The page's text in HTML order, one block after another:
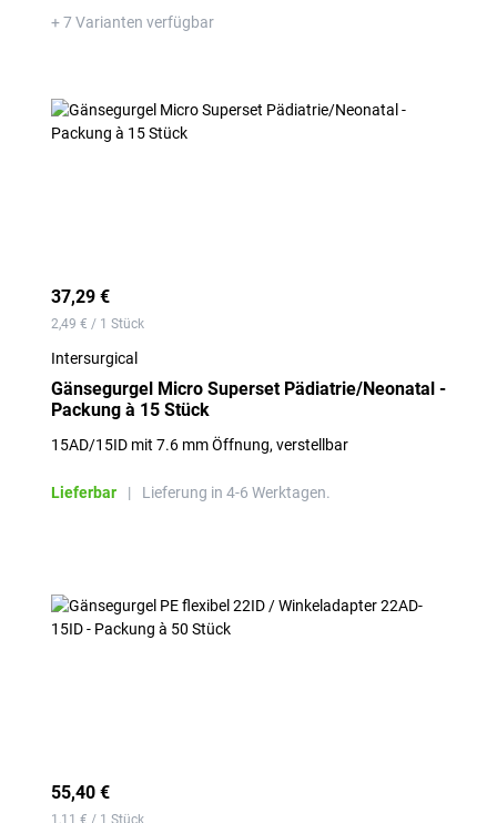
+ 7 Varianten verfügbar
37,29 €
2,49 € / 1 Stück
Intersurgical
Gänsegurgel Micro Superset Pädiatrie/Neonatal -
Packung à 15 Stück
15AD/15ID mit 7.6 mm Öffnung, verstellbar
Lieferbar | Lieferung in 4-6 Werktagen.
55,40 €
1,11 € / 1 Stück